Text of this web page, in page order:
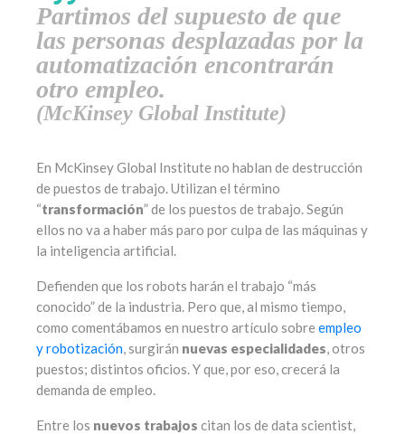
Partimos del supuesto de que
las personas desplazadas por la
automatización encontrarán
otro empleo.
(McKinsey Global Institute)
En McKinsey Global Institute no hablan de destrucción
de puestos de trabajo. Utilizan el término
“transformación” de los puestos de trabajo. Según
ellos no va a haber más paro por culpa de las máquinas y
la inteligencia artificial.
Defienden que los robots harán el trabajo “más
conocido” de la industria. Pero que, al mismo tiempo,
como comentábamos en nuestro artículo sobre empleo
y robotización, surgirán nuevas especialidades, otros
puestos; distintos oficios. Y que, por eso, crecerá la
demanda de empleo.
Entre los nuevos trabajos citan los de data scientist,